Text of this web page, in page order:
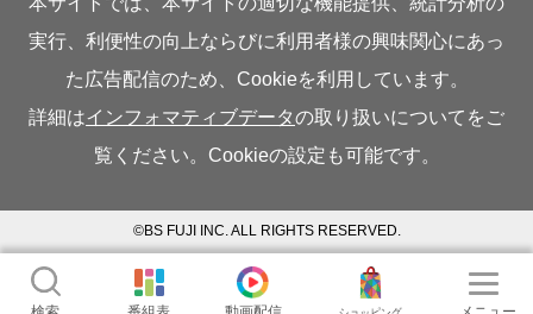
実行、利便性の向上ならびに利用者様の興味関心にあっ
た広告配信のため、Cookieを利用しています。
詳細はインフォマティブデータの取り扱いについてをご
覧ください。Cookieの設定も可能です。
©BS FUJI INC. ALL RIGHTS RESERVED.